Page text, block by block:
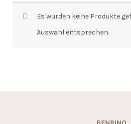
Es wurden keine Produkte
Auswahl entsprechen.